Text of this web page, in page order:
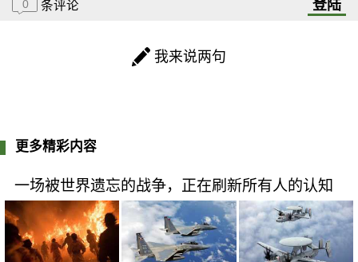
0 条评论 登陆
我来说两句
更多精彩内容
一场被世界遗忘的战争，正在刷新所有人的认知